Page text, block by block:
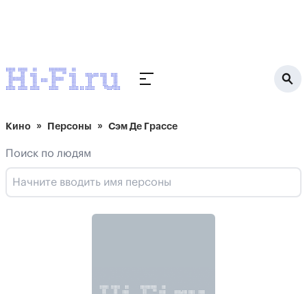
Кино Персоны Сэм Де Грассе
Поиск по людям